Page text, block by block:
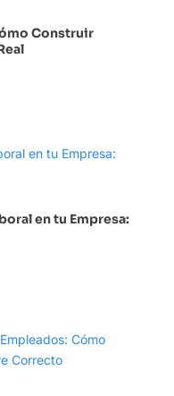
Construir
en tu Empresa: